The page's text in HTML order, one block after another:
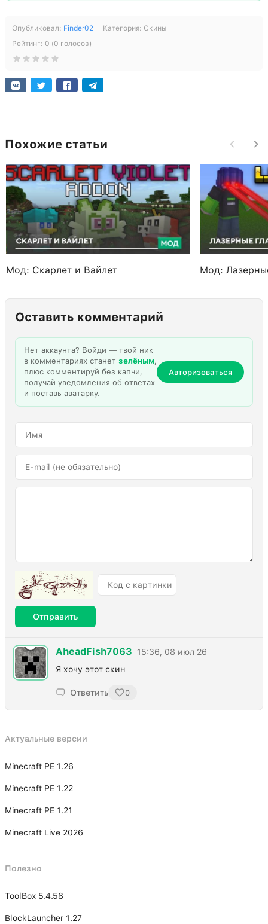
Опубликовал: Finder02 Категория: Скины
Рейтинг: 0 (0 голосов)
Похожие статьи
Мод: Скарлет и Вайлет Мод:
Оставить комментарий
Нет аккаунта? Войди — твой ник
в комментариях станет зелёным,
плюс комментируй без капчи,
получай уведомления об ответах
и поставь аватарку.
Авторизоваться
Отправить
AheadFish7063
15:36, 08 июл 26
Я хочу этот скин
Ответить 0
Актуальные версии
Minecraft PE 1.26
Minecraft PE 1.22
Minecraft PE 1.21
Minecraft Live 2026
Полезно
ToolBox 5.4.58
BlockLauncher 1.27